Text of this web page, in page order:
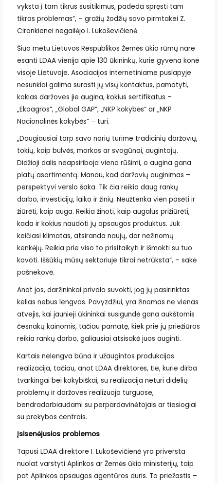
vyksta į tam tikrus susitikimus, padeda spręsti tam
tikras problemas“, – gražių žodžių savo pirmtakei Z.
Cironkienei negailėjo I. Lukoševičienė.
Šiuo metu Lietuvos Respublikos Žemės ūkio rūmų nare
esanti LDAA vienija apie 130 ūkininkų, kurie gyvena kone
visoje Lietuvoje. Asociacijos internetiniame puslapyje
nesunkiai galima surasti jų visų kontaktus, pamatyti,
kokias daržoves jie augina, kokius sertifikatus –
„Ekoagros“, „Global GAP“, „NKP kokybės“ ar „NKP
Nacionalinės kokybės“ – turi.
„Daugiausiai tarp savo narių turime tradicinių daržovių,
tokių, kaip bulvės, morkos ar svogūnai, augintojų.
Didžioji dalis neapsiriboja viena rūšimi, o augina gana
platų asortimentą. Manau, kad daržovių auginimas –
perspektyvi verslo šaka. Tik čia reikia daug rankų
darbo, investicijų, laiko ir žinių. Neužtenka vien pasėti ir
žiūrėti, kaip auga. Reikia žinoti, kaip augalus prižiūrėti,
kada ir kokius naudoti jų apsaugos produktus. Juk
keičiasi klimatas, atsiranda naujų, dar nežinomų
kenkėjų. Reikia prie viso to prisitaikyti ir išmokti su tuo
kovoti. Iššūkių mūsų sektoriuje tikrai netrūksta“, – sakė
pašnekovė.
Anot jos, daržininkai privalo suvokti, jog jų pasirinktas
kelias nebus lengvas. Pavyzdžiui, yra žinomas ne vienas
atvejis, kai jaunieji ūkininkai susigundė gana aukštomis
česnakų kainomis, tačiau pamatę, kiek prie jų priežiūros
reikia rankų darbo, galiausiai atsisakė juos auginti.
Kartais nelengva būna ir užaugintos produkcijos
realizacija, tačiau, anot LDAA direktorės, tie, kurie dirba
tvarkingai bei kokybiškai, su realizacija neturi didelių
problemų ir daržoves realizuoja turguose,
bendradarbiaudami su perpardavinėtojais ar tiesiogiai
su prekybos centrais.
Įsisenėjusios problemos
Tapusi LDAA direktore I. Lukoševičienė yra priversta
nuolat varstyti Aplinkos ar Žemės ūkio ministerijų, taip
pat Aplinkos apsaugos agentūros duris. To priežastis –